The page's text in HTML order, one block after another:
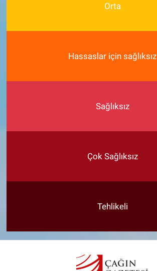
Orta
Hassaslar için sağlıksız
Sağlıksız
Çok Sağlıksız
Tehlikeli